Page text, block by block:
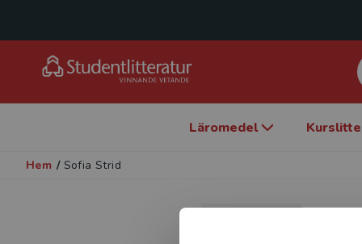
Läromedel
Hem / Sofia Strid